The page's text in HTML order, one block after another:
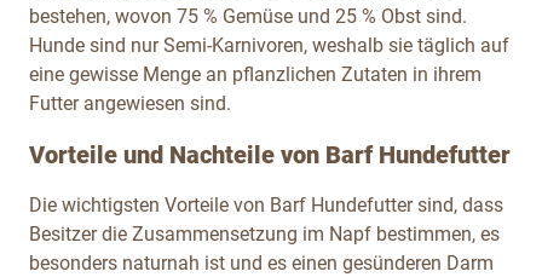
bestehen, wovon 75 % Gemüse und 25 % Obst sind.
Hunde sind nur Semi-Karnivoren, weshalb sie täglich auf
eine gewisse Menge an pflanzlichen Zutaten in ihrem
Futter angewiesen sind.
Vorteile und Nachteile von Barf Hundefutter
Die wichtigsten Vorteile von Barf Hundefutter sind, dass
Besitzer die Zusammensetzung im Napf bestimmen, es
besonders naturnah ist und es einen gesünderen Darm